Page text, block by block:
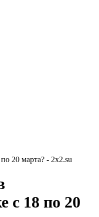
20 марта? - 2x2.su
с 18 по 20